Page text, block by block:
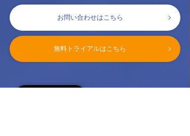
お問い合わせはこちら
無料トライアルはこちら